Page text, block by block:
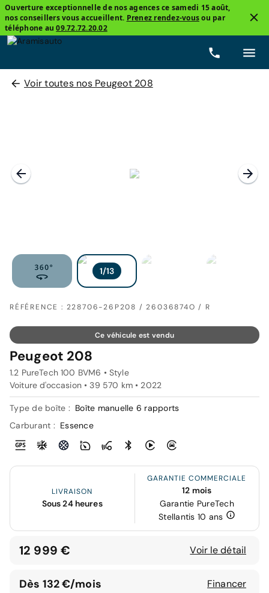
Ouverture exceptionnelle de nos agences ce samedi 15 août,
nos conseillers vous accueillent. Prenez rendez-vousou par
téléphone au09.72.72.20.02
Voir toutes nos Peugeot 208
RÉFÉRENCE : 228706-26P208 / 26036874O / R
Ce véhicule est vendu
Peugeot 208
1.2 PureTech 100 BVM6 • Style
Voiture d'occasion • 39 570 km • 2022
Type de boîte : Boîte manuelle 6 rapports
Carburant : Essence
LIVRAISON
Sous 24 heures
GARANTIE COMMERCIALE
12 mois
Garantie PureTech
Stellantis 10 ans
12 999 € Voir le détail
Dès 132 €/mois Financer